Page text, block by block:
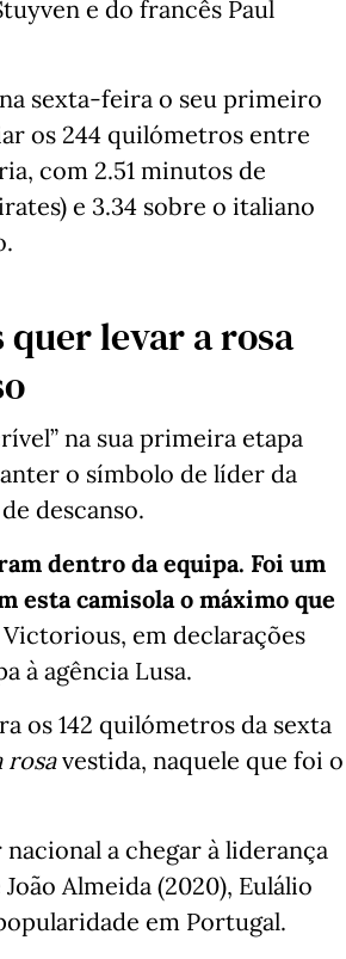
e do francês Paul
na sexta-feira o seu primeiro
os 244 quilómetros entre
com 2.51 minutos de
e 3.34 sobre o italiano
levar a rosa
na sua primeira etapa
o símbolo de líder da
descanso.
dentro da equipa. Foi um
esta camisola o máximo que
em declarações
à agência Lusa.
os 142 quilómetros da sexta
rosavestida, naquele que foi o
a chegar à liderança
Almeida (2020), Eulálio
em Portugal.